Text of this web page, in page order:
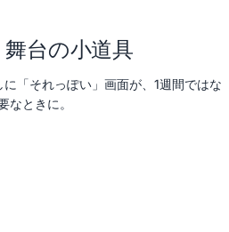
舞台の小道具
に「それっぽい」画面が、1週間ではな
なときに。